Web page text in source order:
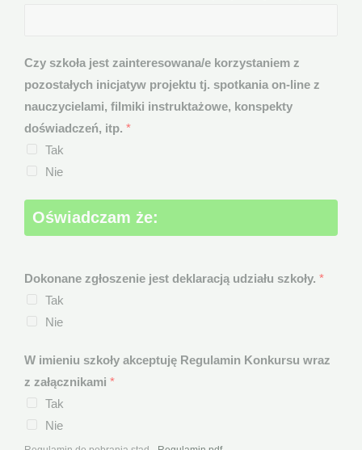
Czy szkoła jest zainteresowana/e korzystaniem z
pozostałych inicjatyw projektu tj. spotkania on-line z
nauczycielami, filmiki instruktażowe, konspekty
doświadczeń, itp. *
Tak
Nie
Oświadczam że:
Dokonane zgłoszenie jest deklaracją udziału szkoły. *
Tak
Nie
W imieniu szkoły akceptuję Regulamin Konkursu wraz
z załącznikami *
Tak
Nie